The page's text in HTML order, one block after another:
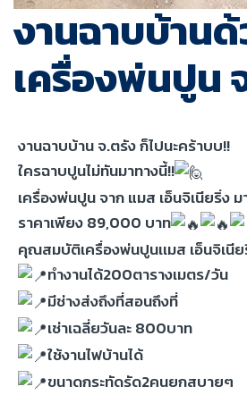
งานฉาบบ้าน
เครื่องพ่นปูน
งานฉาบบ้าน จ.ตรัง ก็ไปนะคร้าบบ!!
ใครฉาบปูนไม่ทันมาทางนี้!!
เครื่องพ่นปูน จาก แมส เอ็นจิเนียริ่ง ม
ราคาเพียง 89,000 บาท
คุณสมบัติเครื่องพ่นปูนเเมส เอ็นจิเนี
ทำงานได้200ตารางเมตร/วัน
มีช่างส่งถึงที่สอนถึงที่
เช่าเฉลี่ยวันละ 800บาท
ใช้งานไฟบ้านได้
ขนาดกระทัดรัด2คนยกสบายๆ